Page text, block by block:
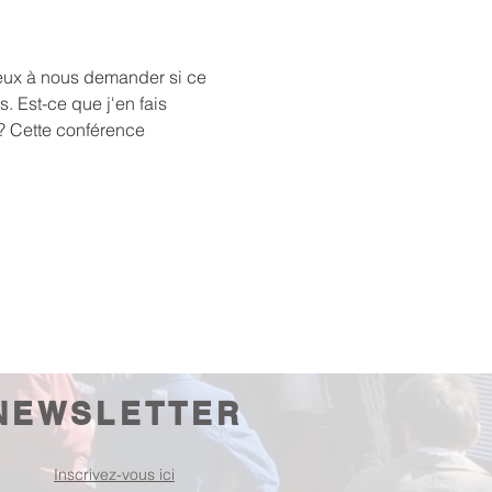
à nous demander si ce
Est-ce que j'en fais
Cette conférence
Inscrivez-vous ici